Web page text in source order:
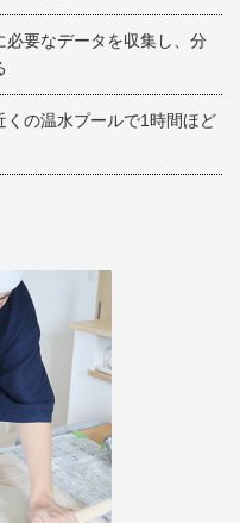
要なデータを収集し、分
の温水プールで1時間ほど